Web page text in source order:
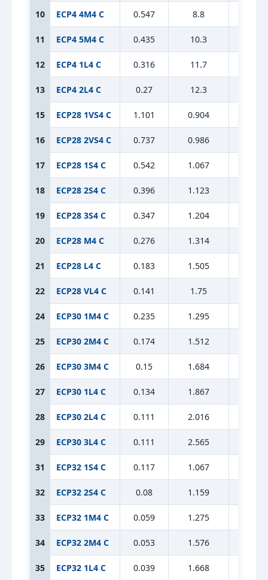
10 ECP4 4M4 C 0.547 8.8
11 ECP4 5M4 C 0.435 10.3
12 ECP4 1L4 C 0.316 11.7
13 ECP4 2L4 C 0.27 12.3
15 ECP28 1VS4 C 1.101 0.904
16 ECP28 2VS4 C 0.737 0.986
17 ECP28 1S4 C 0.542 1.067
18 ECP28 2S4 C 0.396 1.123
19 ECP28 3S4 C 0.347 1.204
20 ECP28 M4 C 0.276 1.314
21 ECP28 L4 C 0.183 1.505
22 ECP28 VL4 C 0.141 1.75
24 ECP30 1M4 C 0.235 1.295
25 ECP30 2M4 C 0.174 1.512
26 ECP30 3M4 C 0.15 1.684
27 ECP30 1L4 C 0.134 1.867
28 ECP30 2L4 C 0.111 2.016
29 ECP30 3L4 C 0.111 2.565
31 ECP32 1S4 C 0.117 1.067
32 ECP32 2S4 C 0.08 1.159
33 ECP32 1M4 C 0.059 1.275
34 ECP32 2M4 C 0.053 1.576
35 ECP32 1L4 C 0.039 1.668